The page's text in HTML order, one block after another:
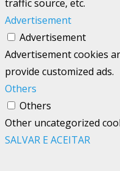
traffic source, etc.
Advertisement
Advertisement
Advertisement cookies
provide customized ads.
Others
Others
Other uncategorized
SALVAR E ACEITAR